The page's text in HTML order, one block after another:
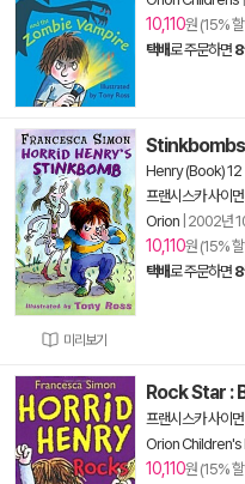
10,110원 (15%
택배로 주문하면 8
미리보기
Henry (Book) 12
프랜시스카 사이먼
Orion 2002년
10,110원 (15%
택배로 주문하면 8
Rock Star :
프랜시스카 사이먼
Orion
10,110원 (15%